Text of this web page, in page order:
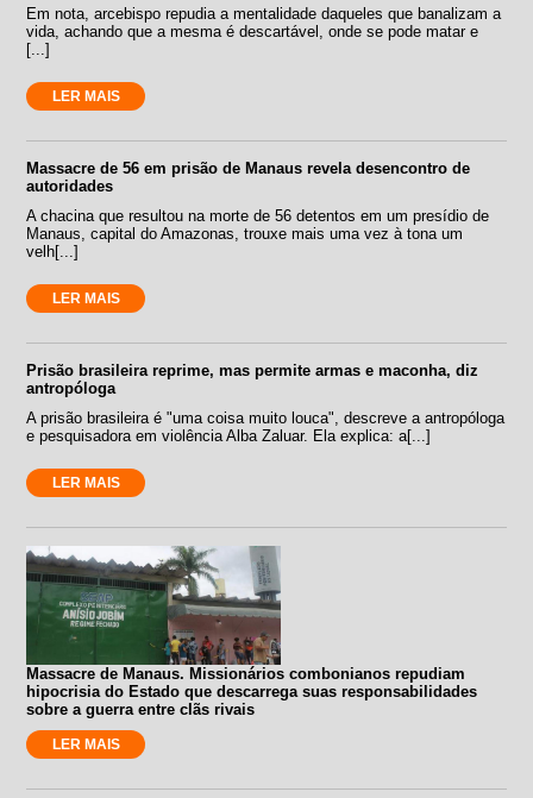
Em nota, arcebispo repudia a mentalidade daqueles que banalizam a
vida, achando que a mesma é descartável, onde se pode matar e
[...]
LER MAIS
Massacre de 56 em prisão de Manaus revela desencontro de
autoridades
A chacina que resultou na morte de 56 detentos em um presídio de
Manaus, capital do Amazonas, trouxe mais uma vez à tona um
velh[...]
LER MAIS
Prisão brasileira reprime, mas permite armas e maconha, diz
antropóloga
A prisão brasileira é "uma coisa muito louca", descreve a antropóloga
e pesquisadora em violência Alba Zaluar. Ela explica: a[...]
LER MAIS
Massacre de Manaus. Missionários combonianos repudiam
hipocrisia do Estado que descarrega suas responsabilidades
sobre a guerra entre clãs rivais
LER MAIS